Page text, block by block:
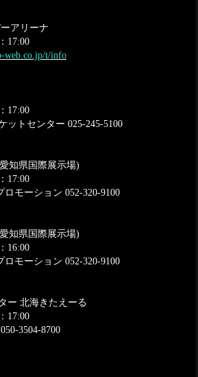
アリーナ
17:00
web.co.jp/t/info
17:00
ットセンター 025-245-5100
知県国際展示場)
17:00
モーション 052-320-9100
知県国際展示場)
16:00
モーション 052-320-9100
ー 北海きたえーる
17:00
3504-8700